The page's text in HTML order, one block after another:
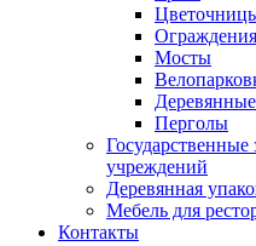
Мосты
Перголы
учреждений
Деревянная
Мебель для
Контакты